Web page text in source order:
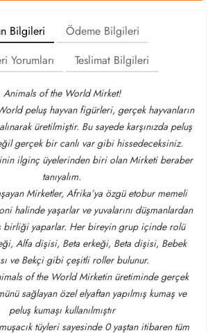
Bilgileri
Ödeme Bilgileri
Yorumları
Teslimat Bilgileri
Animals of the World Mirket!
peluş hayvan figürleri, gerçek hayvanların
üretilmiştir. Bu sayede karşınızda peluş
gerçek bir canlı var gibi hissedeceksiniz.
ilginç üyelerinden biri olan Mirketi beraber
tanıyalım.
Mirketler, Afrika’ya özgü etobur memeli
halinde yaşarlar ve yuvalarını düşmanlardan
birliği yaparlar. Her bireyin grup içinde rolü
Alfa dişisi, Beta erkeği, Beta dişisi, Bebek
ve Bekçi gibi çeşitli roller bulunur.
of the World Mirketin üretiminde gerçek
sağlayan özel elyaftan yapılmış kumaş ve
peluş kumaşı kullanılmıştır
tüyleri sayesinde 0 yaştan itibaren tüm